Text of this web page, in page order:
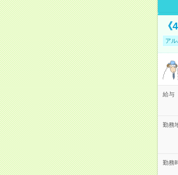
アル
給与
勤務
勤務